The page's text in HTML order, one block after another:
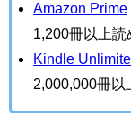
Amazon Prime
1,200冊以上読
Kindle
2,000,000冊以